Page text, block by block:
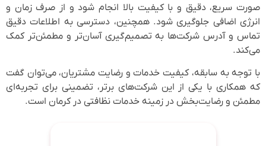
صورت سریع، دقیق و با کیفیت بالا انجام شود و از صرف زمان و
انرژی اضافی جلوگیری شود. همچنین، دسترسی به اطلاعات دقیق
تماس و آدرس شرکت‌ها به تصمیم‌گیری آسان‌تر و مطمئن‌تر کمک
می‌کند.
با توجه به سابقه، کیفیت خدمات و رضایت مشتریان، می‌توان گفت
که همکاری با یکی از این شرکت‌های برتر، تضمینی برای تجربه‌ای
مطمئن و رضایت‌بخش در زمینه خدمات نظافتی در کرمان است.